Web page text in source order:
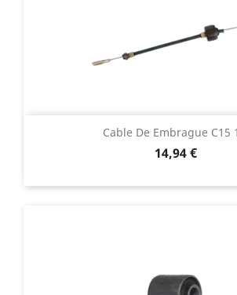
Cable De Embrague C15
Precio
14,94 €